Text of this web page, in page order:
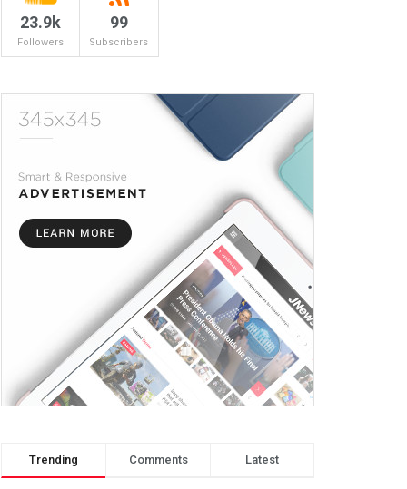
23.9k
Followers
99
Subscribers
Trending Comments Latest